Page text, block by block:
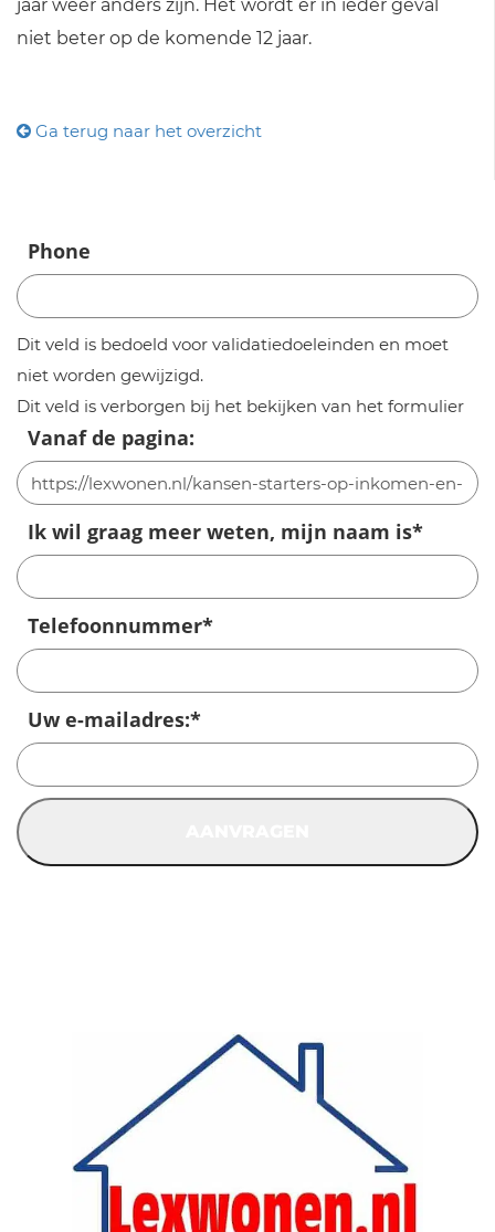
jaar weer anders zijn. Het wordt er in ieder geval
niet beter op de komende 12 jaar.
Ga terug naar het overzicht
Phone
Dit veld is bedoeld voor validatiedoeleinden en moet
niet worden gewijzigd.
Dit veld is verborgen bij het bekijken van het formulier
Vanaf de pagina:
Ik wil graag meer weten, mijn naam is*
Telefoonnummer*
Uw e-mailadres:*